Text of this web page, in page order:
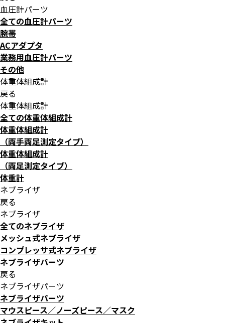
血圧計パーツ
全ての血圧計パーツ
腕帯
ACアダプタ
業務用血圧計パーツ
その他
体重体組成計
戻る
体重体組成計
全ての体重体組成計
体重体組成計
（両手両足測定タイプ）
体重体組成計
（両足測定タイプ）
体重計
ネブライザ
戻る
ネブライザ
全てのネブライザ
メッシュ式ネブライザ
コンプレッサ式ネブライザ
ネブライザパーツ
戻る
ネブライザパーツ
ネブライザパーツ
マウスピース／ノーズピース／マスク